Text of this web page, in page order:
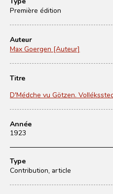
Première édition
Auteur
Max Goergen [Auteur]
Titre
D'Médche vu Götzen.
Année
1923
Type
Contribution, article